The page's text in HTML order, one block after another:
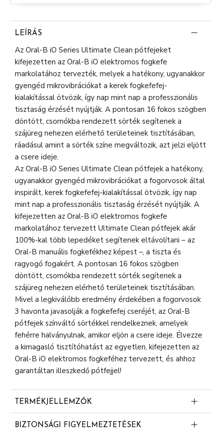
LEÍRÁS
Az Oral-B iO Series Ultimate Clean pótfejeket
kifejezetten az Oral-B iO elektromos fogkefe
markolatához tervezték, melyek a hatékony, ugyanakkor
gyengéd mikrovibrációkat a kerek fogkefefej-
kialakítással ötvözik, így nap mint nap a professzionális
tisztaság érzését nyújtják. A pontosan 16 fokos szögben
döntött, csomókba rendezett sörték segítenek a
szájüreg nehezen elérhető területeinek tisztításában,
ráadásul amint a sörték színe megváltozik, azt jelzi eljött
a csere ideje.
Az Oral-B iO Series Ultimate Clean pótfejek a hatékony,
ugyanakkor gyengéd mikrovibrációkat a fogorvosok által
inspirált, kerek fogkefefej-kialakítással ötvözik, így nap
mint nap a professzionális tisztaság érzését nyújtják. A
kifejezetten az Oral-B iO elektromos fogkefe
markolatához tervezett Ultimate Clean pótfejek akár
100%-kal több lepedéket segítenek eltávolítani – az
Oral-B manuális fogkefékhez képest –, a tiszta és
ragyogó fogakért. A pontosan 16 fokos szögben
döntött, csomókba rendezett sörték segítenek a
szájüreg nehezen elérhető területeinek tisztításában.
Mivel a legkiválóbb eredmény érdekében a fogorvosok
3 havonta javasolják a fogkefefej cseréjét, az Oral-B
pótfejek színváltó sörtékkel rendelkeznek, amelyek
fehérre halványulnak, amikor eljön a csere ideje. Élvezze
a kimagasló tisztítóhatást az egyetlen, kifejezetten az
Oral-B iO elektromos fogkeféhez tervezett, és ahhoz
garantáltan illeszkedő pótfejjel!
TERMÉKJELLEMZŐK
KIMAGASLÓ LEPEDÉKELTÁVOLÍTÁS: Az
BIZTONSÁGI FIGYELMEZTETÉSEK